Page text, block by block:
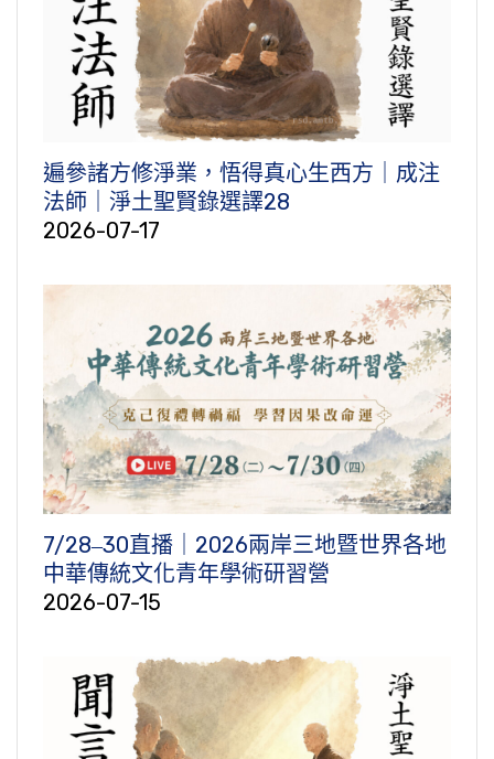
遍參諸方修淨業，悟得真心生西方｜成注
法師｜淨土聖賢錄選譯28
2026-07-17
7/28‒30直播｜2026兩岸三地暨世界各地
中華傳統文化青年學術研習營
2026-07-15